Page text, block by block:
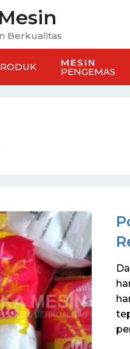
Berkualitas
MESIN
PENGEMAS